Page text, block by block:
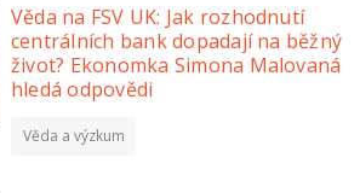
Věda na FSV UK: Jak rozhodnutí
centrálních bank dopadají na běžný
život? Ekonomka Simona Malovaná
hledá odpovědi
Věda a výzkum